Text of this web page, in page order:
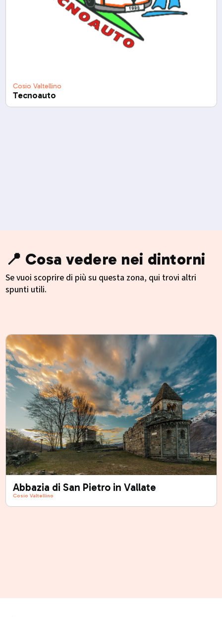
Cosio Valtellino
Tecnoauto
📍 Cosa vedere nei dintorni
Se vuoi scoprire di più su questa zona, qui trovi altri
spunti utili.
Abbazia di San Pietro in Vallate
Cosio Valtellino